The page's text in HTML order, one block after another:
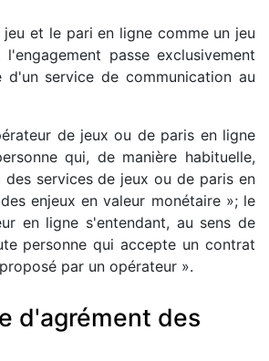
et le pari en ligne comme un jeu
passe exclusivement
d'un service de communication au
de jeux ou de paris en ligne
qui, de manière habituelle,
services de jeux ou de paris en
enjeux en valeur monétaire »; le
en ligne s'entendant, au sens de
personne qui accepte un contrat
par un opérateur ».
d'agrément des